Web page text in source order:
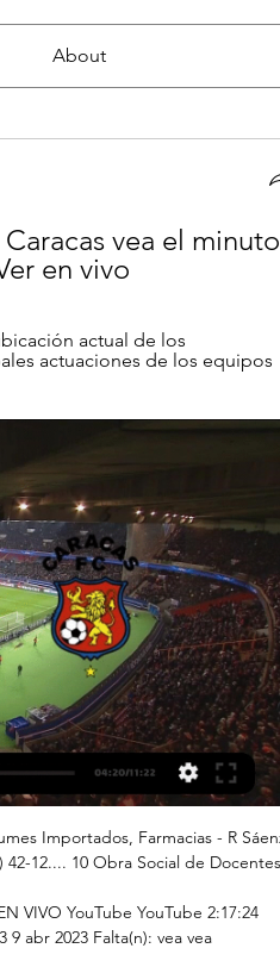
About
vea el minuto
en vivo
actual de los
actuaciones de los equipos
Importados, Farmacias - R
42-12.... 10 Obra Social de Docentes
VIVO YouTube YouTube 2:17:24
9 abr 2023 Falta(n): vea vea